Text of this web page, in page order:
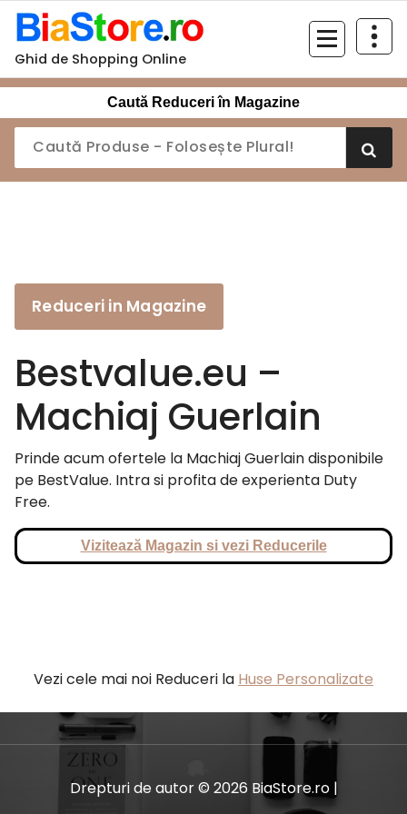
Sari
conținut
Ghid de Shopping Online
Caută Reduceri în Magazine
Reduceri in Magazine
Bestvalue.eu –
Machiaj Guerlain
Prinde acum ofertele la Machiaj Guerlain disponibile
pe BestValue. Intra si profita de experienta Duty
Free.
Vizitează Magazin si vezi Reducerile
Vezi cele mai noi Reduceri la Huse Personalizate
Drepturi de autor © 2026 BiaStore.ro |